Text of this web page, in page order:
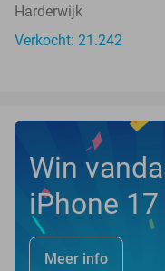
Harderwijk
Verkocht: 21.242
Win
iPhone
Meer info